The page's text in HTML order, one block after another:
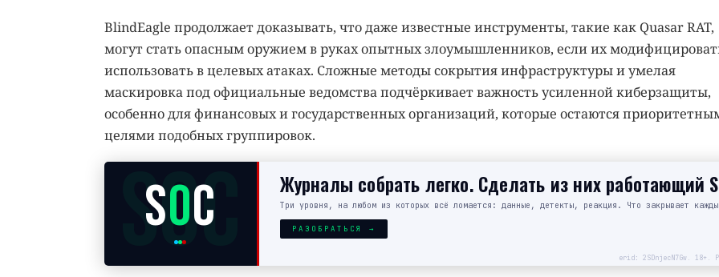
BlindEagle продолжает доказывать, что даже известные инструменты, такие как Quasar RAT,
могут стать опасным оружием в руках опытных злоумышленников, если их
использовать в целевых атаках. Сложные методы сокрытия инфраструктуры и умелая
маскировка под официальные ведомства подчёркивает важность усиленной киберзащиты,
особенно для финансовых и государственных организаций, которые остаются
целями подобных группировок.
SOC
SOC Журналы собрать легко. Сделать из них работающий
Три уровня, на любом из которых всё ломается: данные, детекты, реакция. Что закрывает
РАЗОБРАТЬСЯ →
erid: 2SDnjecN7Gw. 18+.